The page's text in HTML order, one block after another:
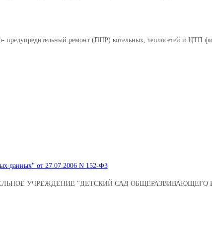
предупредительный ремонт (ППР) котельных, теплосетей и
данных" от 27.07.2006 N 152-ФЗ
УЧРЕЖДЕНИЕ "ДЕТСКИЙ САД ОБЩЕРАЗВИВАЮЩЕГО